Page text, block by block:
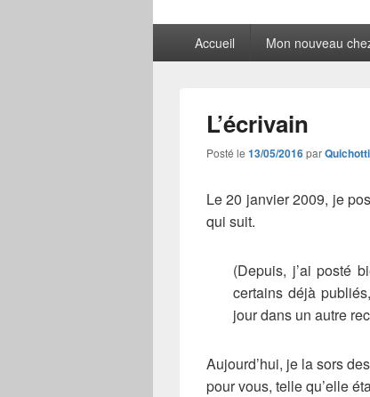
principalAccueil Mon nouveau
L’écrivain
Posté le 13/05/2016par
Le 20 janvier 2009, je
qui suit.
(Depuis, j’ai posté
certains déjà
jour dans un autre
Aujourd’hui, je la sors
pour vous, telle qu’elle